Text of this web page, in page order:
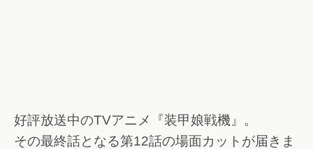
好評放送中のTVアニメ『装甲娘戦機』。
その最終話となる第12話の場面カットが届きま